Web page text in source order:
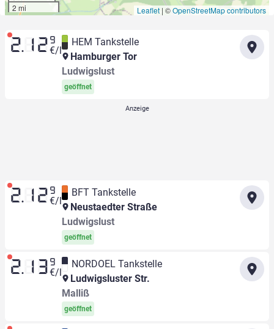
2 mi
Leaflet | ©OpenStreetMap contributors
2.12 9
€/l
HEM Tankstelle
Hamburger Tor
Ludwigslust
geöffnet
2.12 9
€/l
BFT Tankstelle
Neustaedter Straße
Ludwigslust
geöffnet
2.13 9
€/l
NORDOEL Tankstelle
Ludwigsluster Str.
Malliß
geöffnet